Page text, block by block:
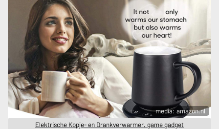
media: amazon.nl
Elektrische Kopje- en Drankverwarmer, game gadget